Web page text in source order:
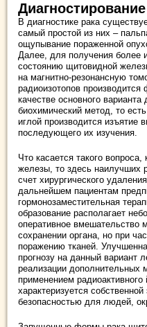
В диагностике рака
самый простой из них –
ощупывание пораженной
Далее, для получения более
состоянию щитовидной
на магнитно-резонансную
радиоизотопов
качестве основного варианта
биохимический метод, то
иглой производится изъятие
последующего их изучения.
Что касается такого
железы, то здесь наилучших
счет хирургического
дальнейшем пациентам
гормонозаместительная
образование располагает
оперативное вмешательство
сохранении органа, но при
поражению тканей.
прогнозу на данный вариант
реализации дополнительных
применением радиоактивного
характеризуется
безопасностью для людей,